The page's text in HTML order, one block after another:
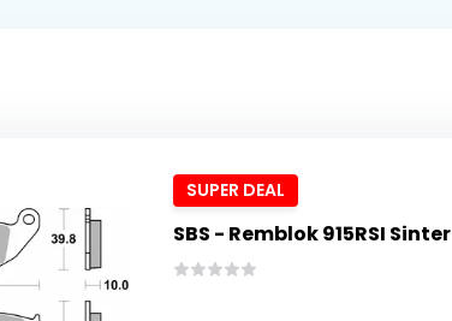
SUPER DEAL
SBS - Remblok 915RSI Sinter